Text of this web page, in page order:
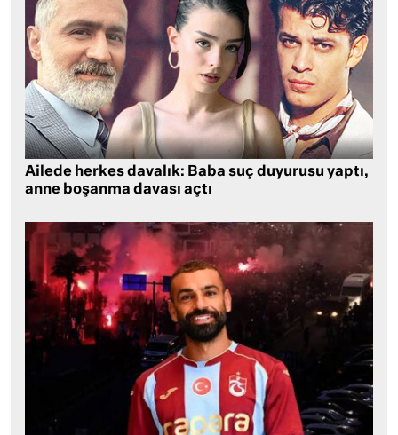
Ailede herkes davalık: Baba suç duyurusu yaptı,
anne boşanma davası açtı